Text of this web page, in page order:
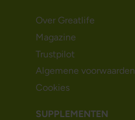
Over Greatlife
Magazine
Trustpilot
Algemene voorwaarden
Cookies
SUPPLEMENTEN